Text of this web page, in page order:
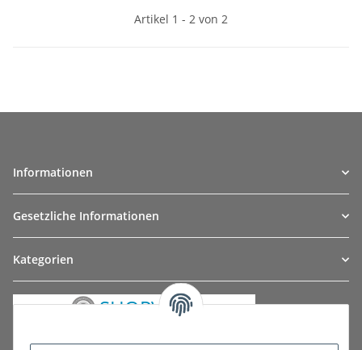
Artikel 1 - 2 von 2
Informationen
Gesetzliche Informationen
Kategorien